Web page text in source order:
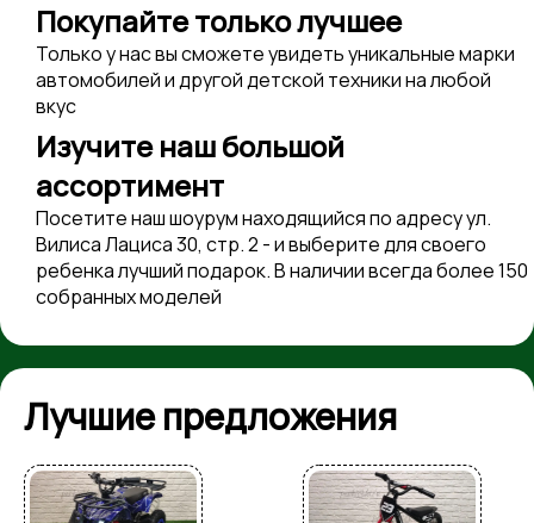
Покупайте только лучшее
Только у нас вы сможете увидеть уникальные марки
автомобилей и другой детской техники на любой
вкус
Изучите наш большой
ассортимент
Посетите наш шоурум находящийся по адресу ул.
Вилиса Лациса 30, стр. 2 - и выберите для своего
ребенка лучший подарок. В наличии всегда более 150
собранных моделей
Лучшие предложения